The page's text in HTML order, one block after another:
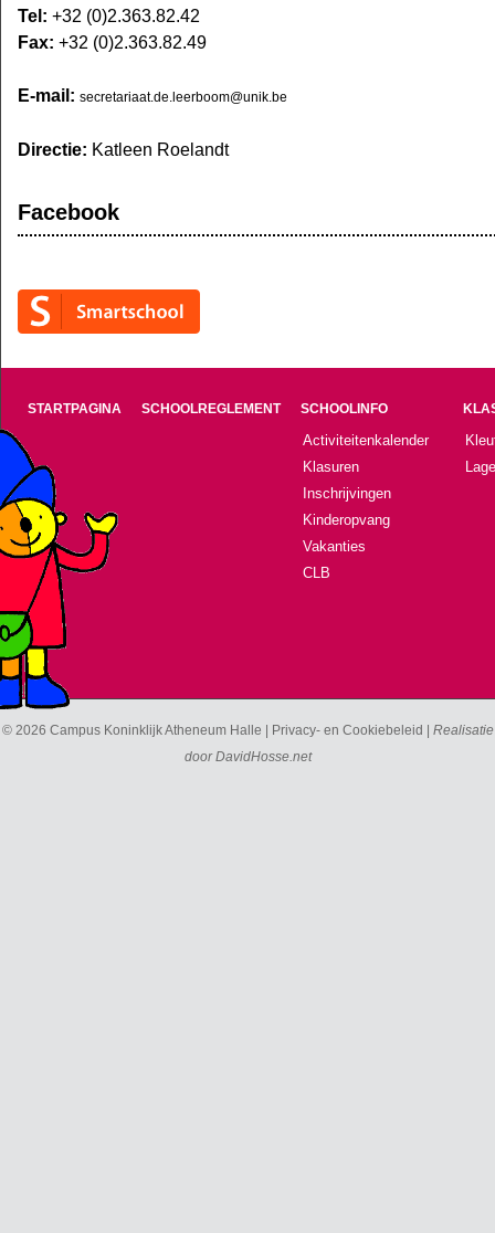
Tel: +32 (0)2.363.82.42
Fax: +32 (0)2.363.82.49
E-mail: secretariaat.de.leerboom@unik.be
Directie: Katleen Roelandt
Facebook
STARTPAGINA SCHOOLREGLEMENT SCHOOLINFO
Activiteitenkalender
Klasuren
Inschrijvingen
Kinderopvang
Vakanties
CLB
© 2026 Campus Koninklijk Atheneum Halle | Privacy- en Cookiebeleid | Realisatie
doorDavidHosse.net